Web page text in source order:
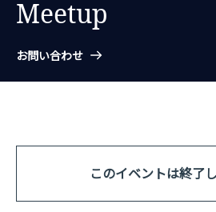
Meetup
お問い合わせ
このイベントは終了